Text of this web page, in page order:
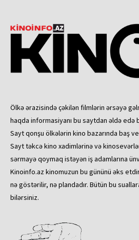
Ölkə ərazisində çəkilən filmlərin ərsəyə
haqda informasiyanı bu saytdan əldə edə
Sayt qonşu ölkələrin kino bazarında baş
Sayt təkcə kino xadimlərinə və
sərmayə qoymaq istəyən iş adamlarına
Kinoinfo.az kinomuzun bu gününü əks
nə göstərilir, nə plandadır. Bütün bu
bilərsiniz.